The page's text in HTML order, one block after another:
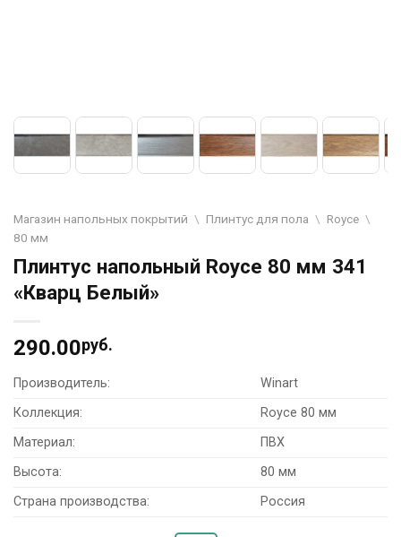
Магазин напольных покрытий \ Плинтус для пола \ Royce \
80 мм
Плинтус напольный Royce 80 мм 341
«Кварц Белый»
290.00руб.
Производитель:
Winart
Коллекция:
Royce 80 мм
Материал:
ПВХ
Высота:
80 мм
Страна производства:
Россия